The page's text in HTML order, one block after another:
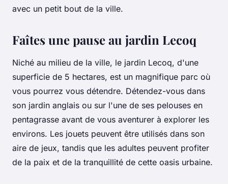
avec un petit bout de la ville.
Faîtes une pause au jardin Lecoq
Niché au milieu de la ville, le jardin Lecoq, d'une
superficie de 5 hectares, est un magnifique parc où
vous pourrez vous détendre. Détendez-vous dans
son jardin anglais ou sur l'une de ses pelouses en
pentagrasse avant de vous aventurer à explorer les
environs. Les jouets peuvent être utilisés dans son
aire de jeux, tandis que les adultes peuvent profiter
de la paix et de la tranquillité de cette oasis urbaine.